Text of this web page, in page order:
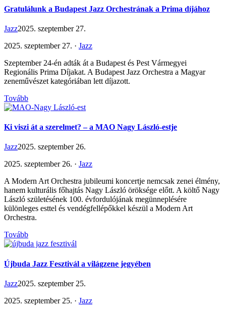
Gratulálunk a Budapest Jazz Orchestrának a Prima díjához
Jazz2025. szeptember 27.
2025. szeptember 27. · Jazz
Szeptember 24-én adták át a Budapest és Pest Vármegyei
Regionális Prima Díjakat. A Budapest Jazz Orchestra a Magyar
zeneművészet kategóriában lett díjazott.
Tovább
Ki viszi át a szerelmet? – a MAO Nagy László-estje
Jazz2025. szeptember 26.
2025. szeptember 26. · Jazz
A Modern Art Orchestra jubileumi koncertje nemcsak zenei élmény,
hanem kulturális főhajtás Nagy László öröksége előtt. A költő Nagy
László születésének 100. évfordulójának megünneplésére
különleges esttel és vendégfellépőkkel készül a Modern Art
Orchestra.
Tovább
Újbuda Jazz Fesztivál a világzene jegyében
Jazz2025. szeptember 25.
2025. szeptember 25. · Jazz